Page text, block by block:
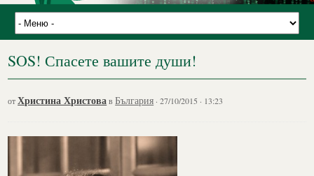
SOS! Спасете вашите души!
отХристина ХристовавБългария · 27/10/2015 · 13:23